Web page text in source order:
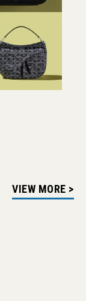
VIEW MORE >